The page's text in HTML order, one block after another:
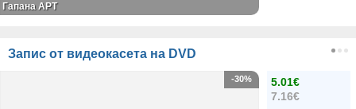
Гапана АРТ
Запис от видеокасета на DVD
5.01€
7.16€
-30%